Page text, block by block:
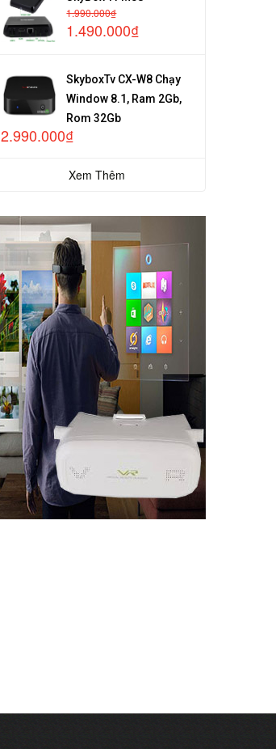
1.990.000₫
1.490.000₫
SkyboxTv CX-W8 Chạy
Window 8.1, Ram 2Gb,
Rom 32Gb
2.990.000₫
Xem Thêm